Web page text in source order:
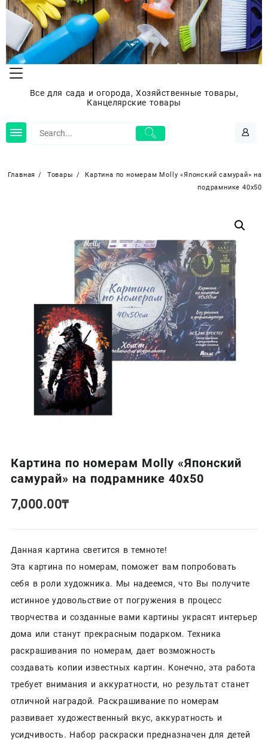
Перейти
содержимому
Все для сада и огорода, Хозяйственные товары,
Канцелярские товары
Главная Товары
Картина по номерам Molly «Японский самурай» на
подрамнике 40х50
Картина по номерам Molly «Японский
самурай» на подрамнике 40х50
7,000.00₸
Данная картина светится в темноте!
Эта картина по номерам, поможет вам попробовать
себя в роли художника. Мы надеемся, что Вы получите
истинное удовольствие от погружения в процесс
творчества и созданные вами картины украсят интерьер
дома или станут прекрасным подарком. Техника
раскрашивания по номерам, дает возможность
создавать копии известных картин. Конечно, эта работа
требует внимания и аккуратности, но результат станет
отличной наградой. Раскрашивание по номерам
развивает художественный вкус, аккуратность и
усидчивость. Набор раскраски предназначен для детей